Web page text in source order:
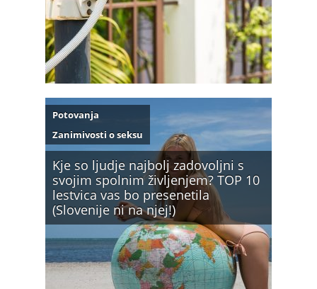
Kje so ljudje najbolj zadovoljni s
svojim spolnim življenjem? TOP 10
lestvica vas bo presenetila
(Slovenije ni na njej!)
Potovanja
Zanimivosti o seksu